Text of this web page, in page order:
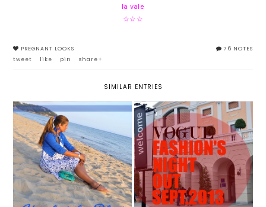
la vale
☆☆☆
76 NOTES
PREGNANT LOOKS
tweet
like pin share+
SIMILAR ENTRIES
GAETA - ABSOLUTELY BLUE
VFNO @LA REGGIA DESIGNER
OUTLET